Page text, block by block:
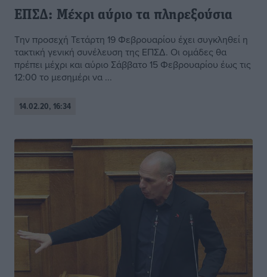
ΕΠΣΔ: Μέχρι αύριο τα πληρεξούσια
Την προσεχή Τετάρτη 19 Φεβρουαρίου έχει συγκληθεί η
τακτική γενική συνέλευση της ΕΠΣΔ. Οι ομάδες θα
πρέπει μέχρι και αύριο Σάββατο 15 Φεβρουαρίου έως τις
12:00 το μεσημέρι να ...
14.02.20, 16:34